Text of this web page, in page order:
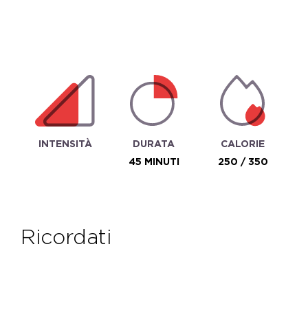
INTENSITÀ
DURATA
45 MINUTI
CALORIE
250 / 350
ricordati